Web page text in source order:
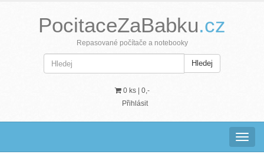
PocitaceZaBabku.cz
Repasované počítače a notebooky
Hledej
0 ks | 0,-
Přihlásit